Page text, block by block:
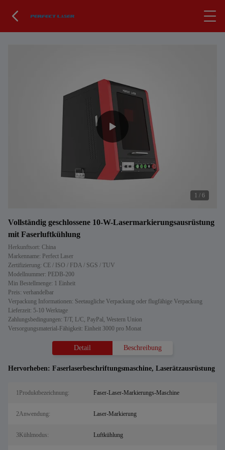
1 / 6
Vollständig geschlossene 10-W-Lasermarkierungsausrüstung
mit Faserluftkühlung
Herkunftsort: China
Markenname: Perfect Laser
Zertifizierung: CE / ISO / FDA / SGS / TUV
Modellnummer: PEDB-200
Min Bestellmenge: 1 Einheit
Preis: verhandelbar
Verpackung Informationen: Seetaugliche Verpackung oder flugfähige Verpackung
Lieferzeit: 5-10 Werktage
Zahlungsbedingungen: T/T, L/C, PayPal, Western Union
Versorgungsmaterial-Fähigkeit: Einheit 3000 pro Monat
Detail Beschreibung
Hervorheben: Faserlaserbeschriftungsmaschine, Laserätzausrüstung
1Produktbezeichnung: Faser-Laser-Markierungs-Maschine
2Anwendung: Laser-Markierung
3Kühlmodus: Luftkühlung